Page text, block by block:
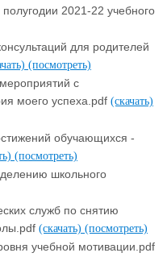
2021-22 учебного
для родителей
(посмотреть)
с
моего успеха.pdf (скачать)
обучающихся -
(посмотреть)
школьного
служб по снятию
(скачать) (посмотреть)
учебной мотивации.pdf